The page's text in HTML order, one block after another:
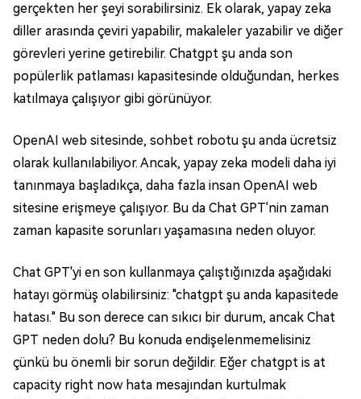
gerçekten her şeyi sorabilirsiniz. Ek olarak, yapay zeka
diller arasında çeviri yapabilir, makaleler yazabilir ve diğer
görevleri yerine getirebilir. Chatgpt şu anda son
popülerlik patlaması kapasitesinde olduğundan, herkes
katılmaya çalışıyor gibi görünüyor.
OpenAI web sitesinde, sohbet robotu şu anda ücretsiz
olarak kullanılabiliyor. Ancak, yapay zeka modeli daha iyi
tanınmaya başladıkça, daha fazla insan OpenAI web
sitesine erişmeye çalışıyor. Bu da Chat GPT'nin zaman
zaman kapasite sorunları yaşamasına neden oluyor.
Chat GPT'yi en son kullanmaya çalıştığınızda aşağıdaki
hatayı görmüş olabilirsiniz: "chatgpt şu anda kapasitede
hatası." Bu son derece can sıkıcı bir durum, ancak Chat
GPT neden dolu? Bu konuda endişelenmemelisiniz
çünkü bu önemli bir sorun değildir. Eğer chatgpt is at
capacity right now hata mesajından kurtulmak